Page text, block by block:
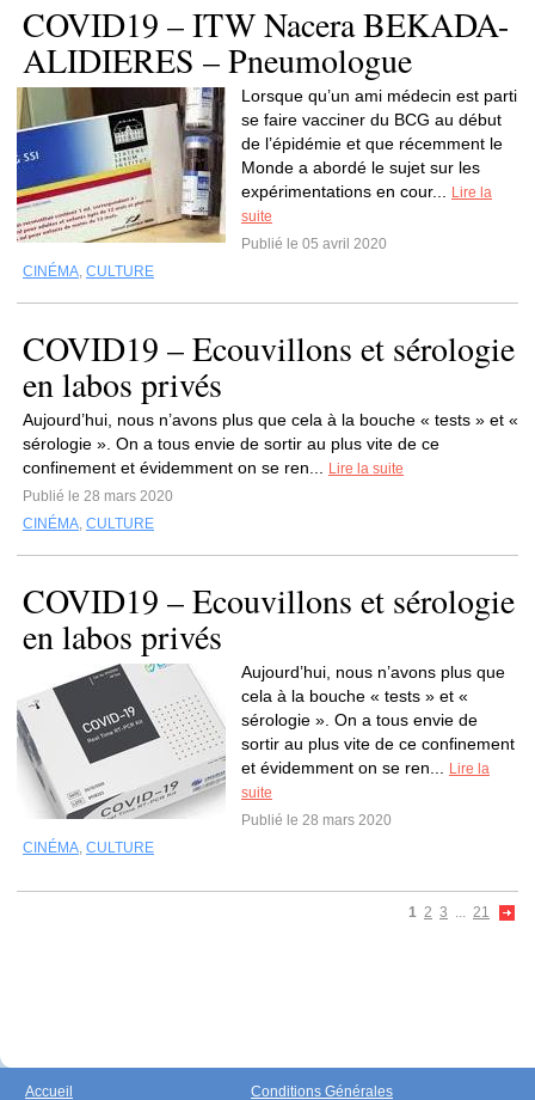
COVID19 – ITW Nacera BEKADA-
ALIDIERES – Pneumologue
Lorsque qu’un ami médecin est parti
se faire vacciner du BCG au début
de l’épidémie et que récemment le
Monde a abordé le sujet sur les
expérimentations en cour...
Lire la
suite
Publié le 05 avril 2020
CINÉMA, CULTURE
COVID19 – Ecouvillons et sérologie
en labos privés
Aujourd’hui, nous n’avons plus que cela à la bouche « tests » et «
sérologie ». On a tous envie de sortir au plus vite de ce
confinement et évidemment on se ren...
Lire la suite
Publié le 28 mars 2020
CINÉMA, CULTURE
COVID19 – Ecouvillons et sérologie
en labos privés
Aujourd’hui, nous n’avons plus que
cela à la bouche « tests » et «
sérologie ». On a tous envie de
sortir au plus vite de ce confinement
et évidemment on se ren...
Lire la
suite
Publié le 28 mars 2020
CINÉMA, CULTURE
1 2 3 ... 21
Accueil Conditions Générales